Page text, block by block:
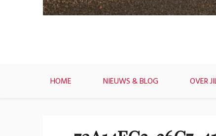
HOME NIEUWS & BLOG OVER